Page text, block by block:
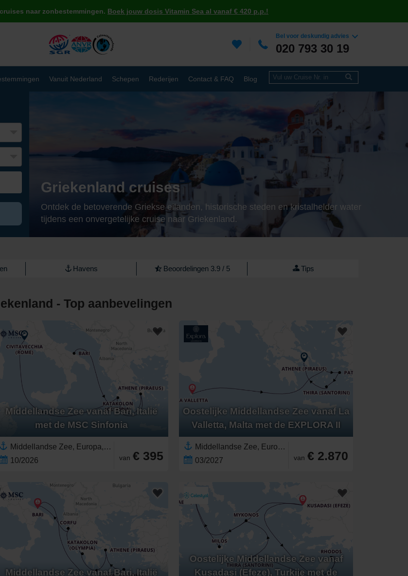
naar zonbestemmingen. Boek jouw dosis Vitamin Sea al vanaf € 420 p.p.!
Bel voor deskundig advies
020 793 30 19
Vanuit Nederland Schepen Rederijen Contact & FAQ Blog
Griekenland cruises
Ontdek de betoverende Griekse eilanden, historische steden en kristalhelder water
tijdens een onvergetelijke cruise naar Griekenland.
Havens Beoordelingen 3.9 / 5 Tips
- Top aanbevelingen
Middellandse Zee vanaf Bari, Italië
met de MSC Sinfonia
Middellandse Zee, Europa,Zuid-Europa,Oostelijke Middellandse Zee,Griekenland,Westelijke Middellandse Zee,Italië,Adriatische Zee,Zuid-Italië
10/2026
van € 395
Oostelijke Middellandse Zee vanaf La
Valletta, Malta met de EXPLORA II
Middellandse Zee, Europa,Zuid-Europa,Griekenland,Oostelijke Middellandse Zee,Griekse Eilanden,Mykonos,Westelijke Middellandse Zee,Santorini
03/2027
van € 2.870
Middellandse Zee vanaf Bari, Italië
Oostelijke Middellandse Zee vanaf
Kusadasi (Efeze), Turkije met de